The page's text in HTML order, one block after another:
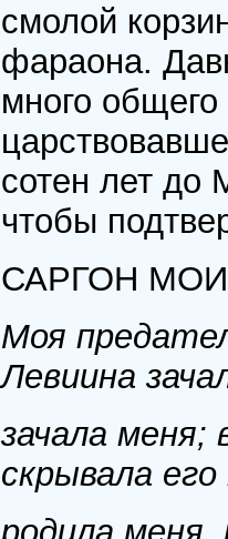
смолой
фараона.
много
сотен лет до
чтобы
САРГОН
Моя
Левиина
зачала меня;
скрывала